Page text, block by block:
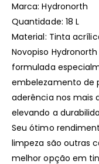
Marca: Hydronorth
Quantidade: 18 L
Material: Tinta
Novopiso
formulada
embelezamento de
aderência nos mais
elevando a
Seu ótimo
limpeza são outras
melhor opção em